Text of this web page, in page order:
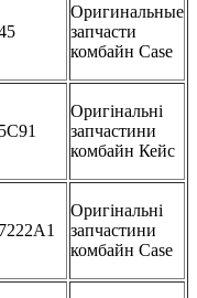
Оригинальные
запчасти
комбайн Case
Оригінальні
запчастини
комбайн Кейс
Оригінальні
запчастини
комбайн Case